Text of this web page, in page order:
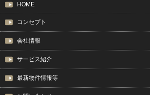
HOME
コンセプト
会社情報
サービス紹介
最新物件情報等